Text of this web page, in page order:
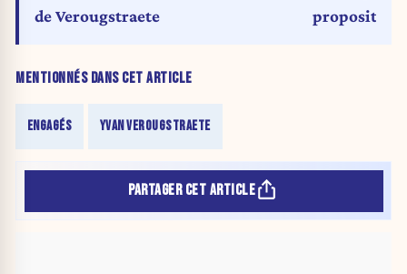
MENTIONNÉS DANS CET ARTICLE
ENGAGÉS YVAN VEROUGSTRAETE
de Verougstraete
proposition
PARTAGER CET ARTICLE